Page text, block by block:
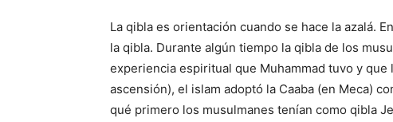
La qibla es orientación cuando se hace la azalá.
la qibla. Durante algún tiempo la qibla de los
experiencia espiritual que Muhammad tuvo y
ascensión), el islam adoptó la Caaba (en Meca)
qué primero los musulmanes tenían como qibla